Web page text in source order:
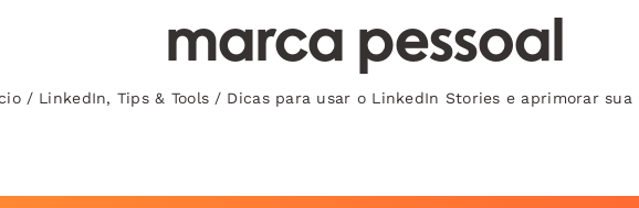
marca pessoal
/ LinkedIn, Tips & Tools / Dicas para usar o LinkedIn Stories e aprimorar sua